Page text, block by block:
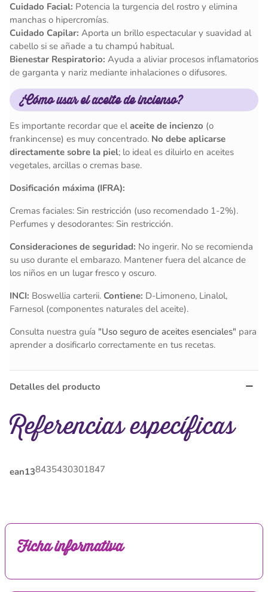
Cuidado Facial: Potencia la turgencia del rostro y elimina
manchas o hipercromías.
Cuidado Capilar: Aporta un brillo espectacular y suavidad al
cabello si se añade a tu champú habitual.
Bienestar Respiratorio: Ayuda a aliviar procesos inflamatorios
de garganta y nariz mediante inhalaciones o difusores.
¿Cómo usar el aceite de incienso?
Es importante recordar que elaceite de incienzo (o
frankincense) es muy concentrado. No debe aplicarse
directamente sobre la piel; lo ideal es diluirlo en aceites
vegetales, arcillas o cremas base.
Dosificación máxima (IFRA):
Cremas faciales: Sin restricción (uso recomendado 1-2%).
Perfumes y desodorantes: Sin restricción.
Consideraciones de seguridad: No ingerir. No se recomienda
su uso durante el embarazo. Mantener fuera del alcance de
los niños en un lugar fresco y oscuro.
INCI: Boswellia carterii. Contiene: D-Limoneno, Linalol,
Farnesol (componentes naturales del aceite).
Consulta nuestra guía "Uso seguro de aceites esenciales" para
aprender a dosificarlo correctamente en tus recetas.
Detalles del producto
Referencias específicas
ean138435430301847
Ficha informativa